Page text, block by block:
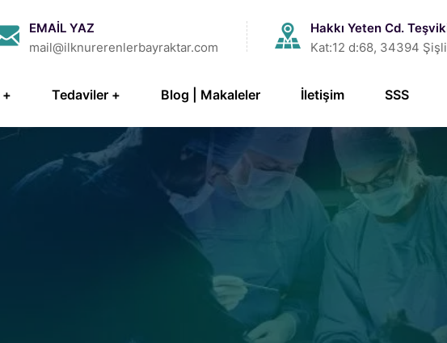
EMAİL YAZ
mail@ilknurerenlerbayraktar.com
Hakkı Yeten Cd.
Kat:12 d:68, 34394
Tedaviler Blog | Makaleler İletişim SSS